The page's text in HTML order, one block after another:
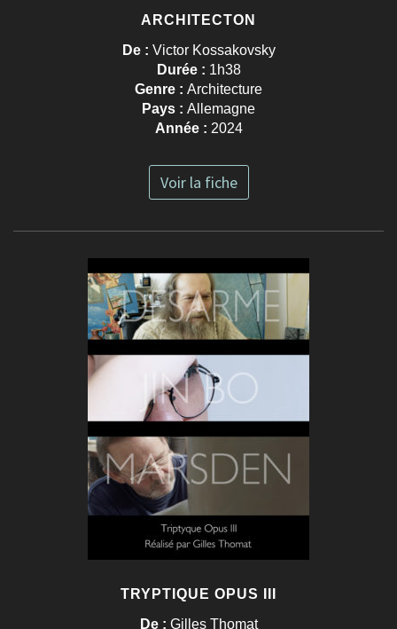
ARCHITECTON
De : Victor Kossakovsky
Durée : 1h38
Genre : Architecture
Pays : Allemagne
Année : 2024
Voir la fiche
TRYPTIQUE OPUS III
De : Gilles Thomat